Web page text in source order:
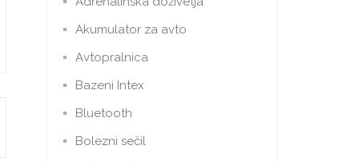
Akumulator za avto
Avtopralnica
Bazeni Intex
Bluetooth
Bolezni sečil